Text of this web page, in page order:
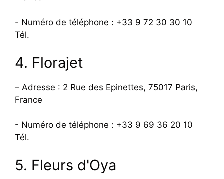
- Numéro de téléphone : +33 9 72 30 30 10
Tél.
4. Florajet
– Adresse : 2 Rue des Epinettes, 75017 Paris,
France
- Numéro de téléphone : +33 9 69 36 20 10
Tél.
5. Fleurs d'Oya